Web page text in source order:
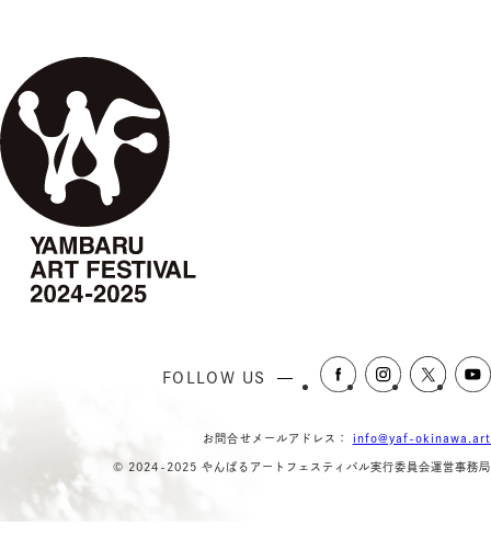
FOLLOW US
お問合せメールアドレス： info@yaf-okinawa.art
© 2024-2025 やんばるアートフェスティバル実行委員会運営事務局